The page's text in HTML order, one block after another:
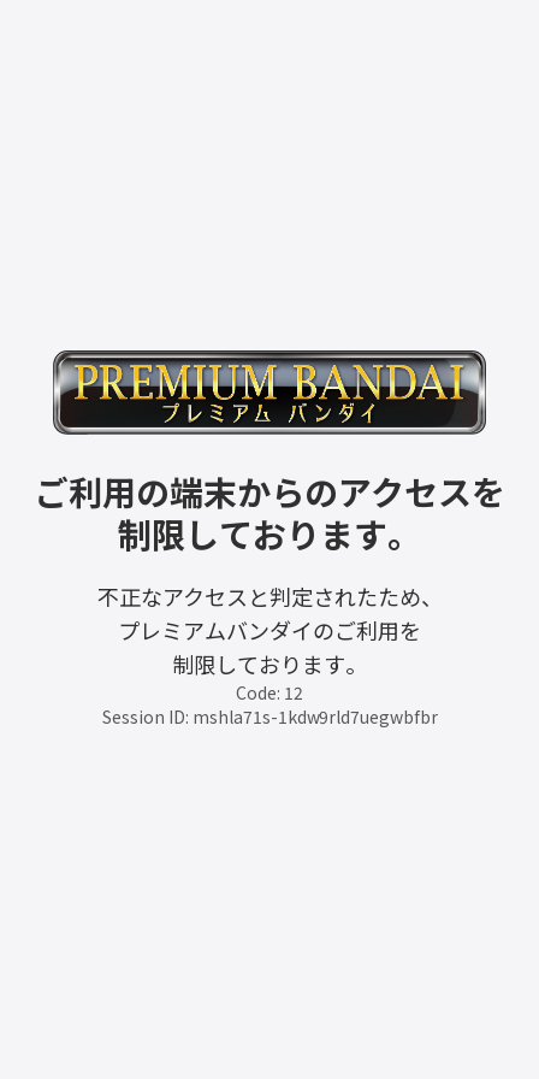
ご利用の端末からのアクセスを
制限しております。
不正なアクセスと判定されたため、
プレミアムバンダイのご利用を
制限しております。
Code: 12
Session ID: mshla71s-1kdw9rld7uegwbfbr